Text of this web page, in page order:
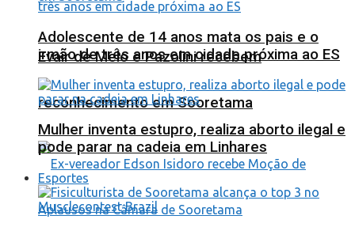
Evair de Melo e Pazolini recebem
reconhecimento em Sooretama
Adolescente de 14 anos mata os pais e o
irmão de três anos em cidade próxima ao ES
Mulher inventa estupro, realiza aborto ilegal e
pode parar na cadeia em Linhares
Esportes